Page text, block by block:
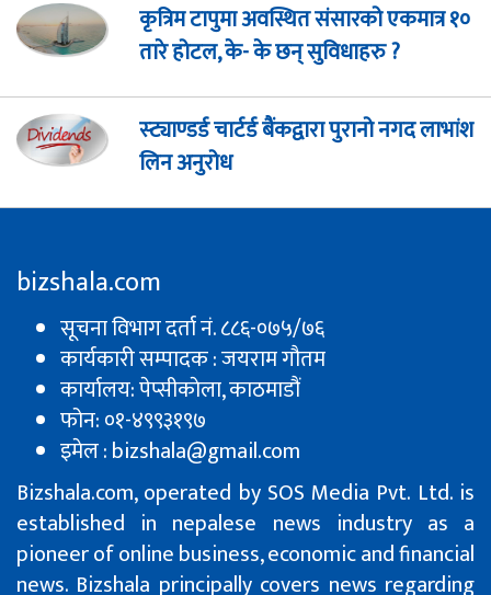
कृत्रिम टापुमा अवस्थित संसारको एकमात्र १०
तारे होटल, के- के छन् सुविधाहरु ?
स्ट्याण्डर्ड चार्टर्ड बैंकद्वारा पुरानो नगद लाभांश
लिन अनुरोध
bizshala.com
सूचना विभाग दर्ता नं. ८८६-०७५/७६
कार्यकारी सम्पादक : जयराम गौतम
कार्यालय: पेप्सीकाेला, काठमाडौं
फोन: ०१-४९९३१९७
इमेल : bizshala@gmail.com
Bizshala.com, operated by SOS Media Pvt. Ltd. is
established in nepalese news industry as a
pioneer of online business, economic and financial
news. Bizshala principally covers news regarding